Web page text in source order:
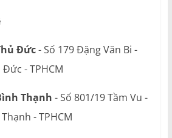
Đức- Số 179 Đặng Văn Bi -
- TPHCM
Thạnh - Số 801/19 Tầm Vu -
- TPHCM